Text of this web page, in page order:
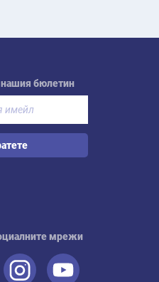
нашия бюлетин
мрежи